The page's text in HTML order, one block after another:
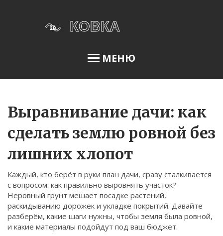
МЕНЮ
Меню
О нас
Условия использования
Политика конфиденциальности
ФЗ-152
Связаться
Выравнивание дачи: как
сделать землю ровной без
лишних хлопот
Каждый, кто берёт в руки план дачи, сразу сталкивается
с вопросом: как правильно выровнять участок?
Неровный грунт мешает посадке растений,
раскидыванию дорожек и укладке покрытий. Давайте
разберём, какие шаги нужны, чтобы земля была ровной,
и какие материалы подойдут под ваш бюджет.